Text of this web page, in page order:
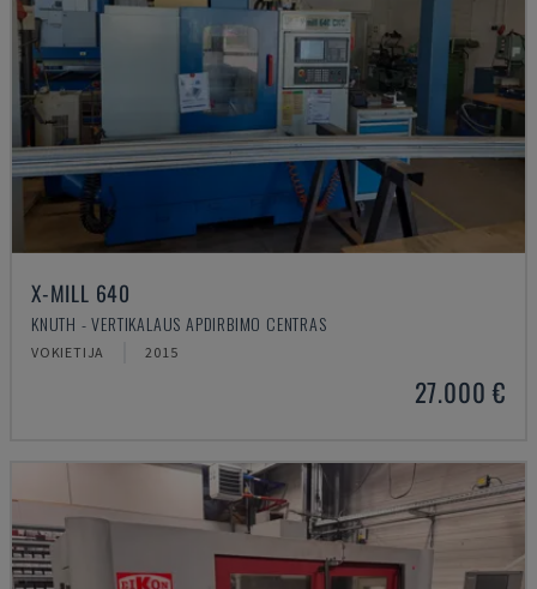
X-MILL 640
KNUTH - VERTIKALAUS APDIRBIMO CENTRAS
VOKIETIJA 2015
27.000 €